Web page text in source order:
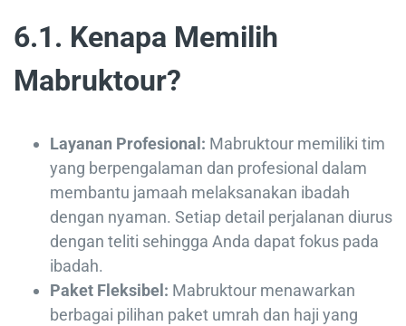
6.1. Kenapa Memilih
Mabruktour?
Layanan Profesional: Mabruktour memiliki tim
yang berpengalaman dan profesional dalam
membantu jamaah melaksanakan ibadah
dengan nyaman. Setiap detail perjalanan diurus
dengan teliti sehingga Anda dapat fokus pada
ibadah.
Paket Fleksibel: Mabruktour menawarkan
berbagai pilihan paket umrah dan haji yang